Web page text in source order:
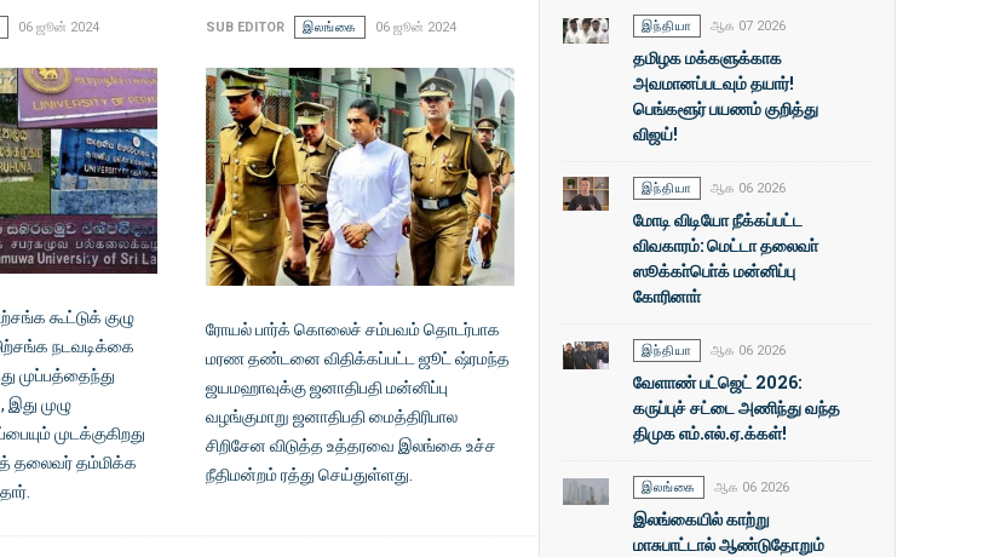
06 ஜூன் 2024
கூட்டுக் குழு
நடவடிக்கை
முப்பத்தைந்து
முழு
முடக்குகிறது
தலைவர் தம்மிக்க
SUB EDITOR இலங்கை 06 ஜூன் 2024
ரோயல் பார்க் கொலைச் சம்பவம் தொடர்பாக
மரண தண்டனை விதிக்கப்பட்ட ஜூட் ஷ்ரமந்த
ஜயமஹாவுக்கு ஜனாதிபதி மன்னிப்பு
வழங்குமாறு ஜனாதிபதி மைத்திரிபால
சிறிசேன விடுத்த உத்தரவை இலங்கை உச்ச
நீதிமன்றம் ரத்து செய்துள்ளது.
இந்தியா ஆக 07 2026
தமிழக மக்களுக்காக
அவமானப்படவும் தயார்!
பெங்களூர் பயணம் குறித்து
விஜய்!
இந்தியா ஆக 06 2026
மோடி விடியோ நீக்கப்பட்ட
விவகாரம்: மெட்டா தலைவா்
ஸூக்கா்பொ்க் மன்னிப்பு
கோரினாா்
இந்தியா ஆக 06 2026
வேளாண் பட்ஜெட் 2026:
கருப்புச் சட்டை அணிந்து வந்த
திமுக எம்.எல்.ஏ.க்கள்!
இலங்கை ஆக 06 2026
இலங்கையில் காற்று
மாசுபாட்டால் ஆண்டுதோறும்